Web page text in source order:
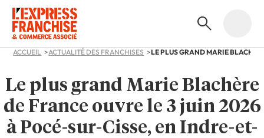
ACCUEIL ACTUALITÉ DES FRANCHISES
Le plus grand Marie Blachère
de France ouvre le 3 juin 2026
à Pocé-sur-Cisse, en Indre-et-